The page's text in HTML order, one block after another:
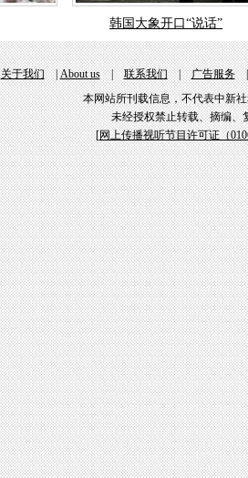
韩国大象开口“说话”
关于我们|About us|联系我们|广告服务
本网站所刊载信息，不代表中新
未经授权禁止转载、摘编、
[网上传播视听节目许可证（